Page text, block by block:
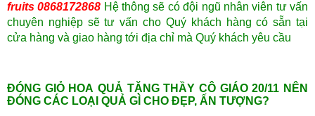
fruits 0868172868 Hệ thông sẽ có đội ngũ nhân viên tư vấn
chuyên nghiệp sẽ tư vấn cho Quý khách hàng có sẵn tại
cửa hàng và giao hàng tới địa chỉ mà Quý khách yêu cầu
ĐÓNG GIỎ HOA QUẢ TẶNG THẦY CÔ GIÁO 20/11 NÊN
ĐÓNG CÁC LOẠI QUẢ GÌ CHO ĐẸP, ẤN TƯỢNG?